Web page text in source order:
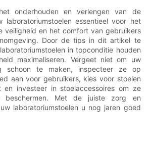
onderhouden en verlengen van de
laboratoriumstoelen essentieel voor het
veiligheid en het comfort van gebruikers
Door de tips in dit artikel te
in topconditie houden
maximaliseren. Vergeet niet om uw
schoon te maken, inspecteer ze op
aan voor gebruikers, kies voor stoelen
en investeer in stoelaccessoires om ze
beschermen. Met de juiste zorg en
laboratoriumstoelen u nog jaren goed